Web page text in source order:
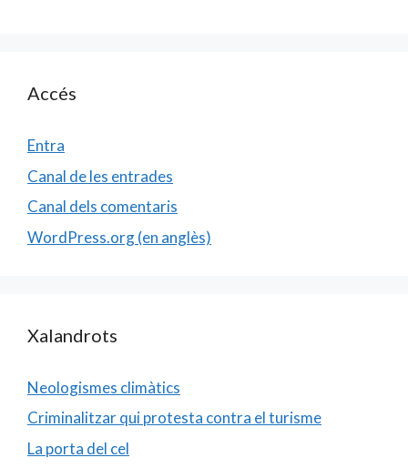
Accés
Entra
Canal de les entrades
Canal dels comentaris
WordPress.org (en anglès)
Xalandrots
Neologismes climàtics
Criminalitzar qui protesta contra el turisme
La porta del cel